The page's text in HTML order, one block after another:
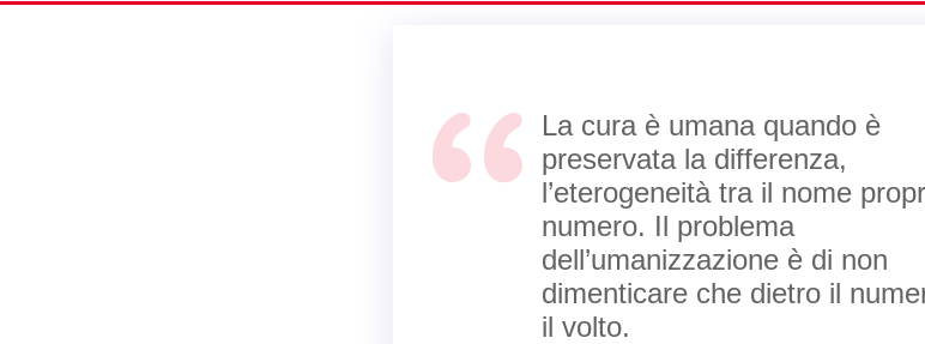
La cura è umana quando è
preservata la differenza,
l’eterogeneità tra il nome
numero. Il problema
dell’umanizzazione è di non
dimenticare che dietro il
il volto.